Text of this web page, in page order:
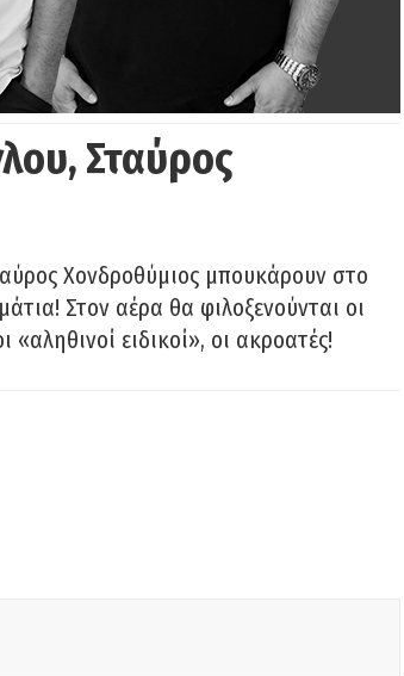
Σταύρος
Χονδροθύμιος μπουκάρουν στο
Στον αέρα θα φιλοξενούνται οι
«αληθινοί ειδικοί», οι ακροατές!